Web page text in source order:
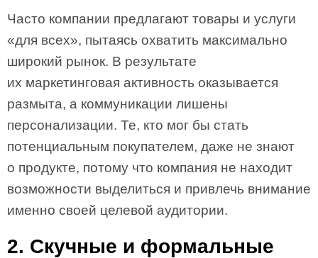
Часто компании предлагают товары и услуги
«для всех», пытаясь охватить максимально
широкий рынок. В результате
их маркетинговая активность оказывается
размыта, а коммуникации лишены
персонализации. Те, кто мог бы стать
потенциальным покупателем, даже не знают
о продукте, потому что компания не находит
возможности выделиться и привлечь внимание
именно своей целевой аудитории.
2. Скучные и формальные